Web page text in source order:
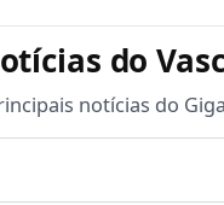
do
notícias do